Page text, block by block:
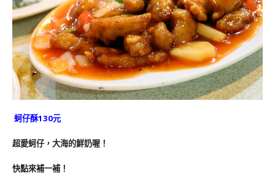
蚵仔酥130元
超愛蚵仔，大海的鮮奶喔！
快點來補一補！